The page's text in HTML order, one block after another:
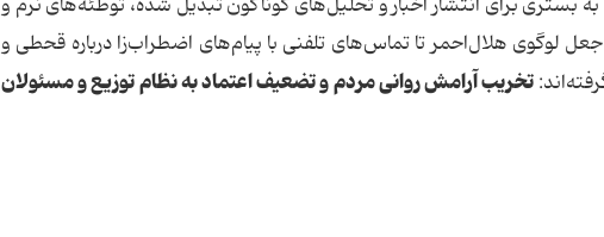
بستری برای انتشار اخبار و تحلیل‌های گوناگون تبدیل شده، توطئه‌های نرم و
لوگوی هلال‌احمر تا تماس‌های تلفنی با پیام‌های اضطراب‌زا درباره قحطی و
تخریبآرامشروانیمردموتضعیفاعتمادبهنظامتوزیعومسئولان